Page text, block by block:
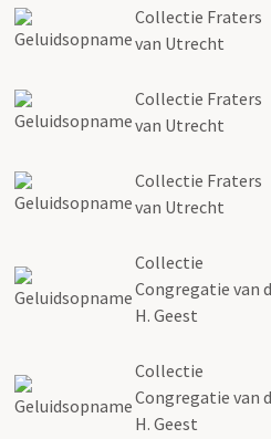
Collectie Fraters
van Utrecht
Collectie Fraters
van Utrecht
Collectie Fraters
van Utrecht
Collectie
Congregatie van
H. Geest
Collectie
Congregatie van
H. Geest